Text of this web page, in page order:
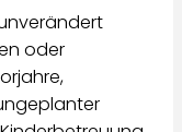
oder